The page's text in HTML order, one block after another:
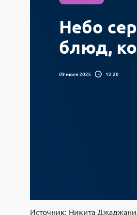
Небо
блюд,
09 июля 2025 12:20
Источник: Никита